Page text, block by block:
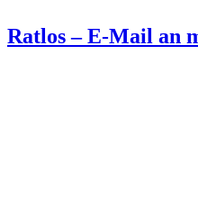
Ratlos – E-Mail an